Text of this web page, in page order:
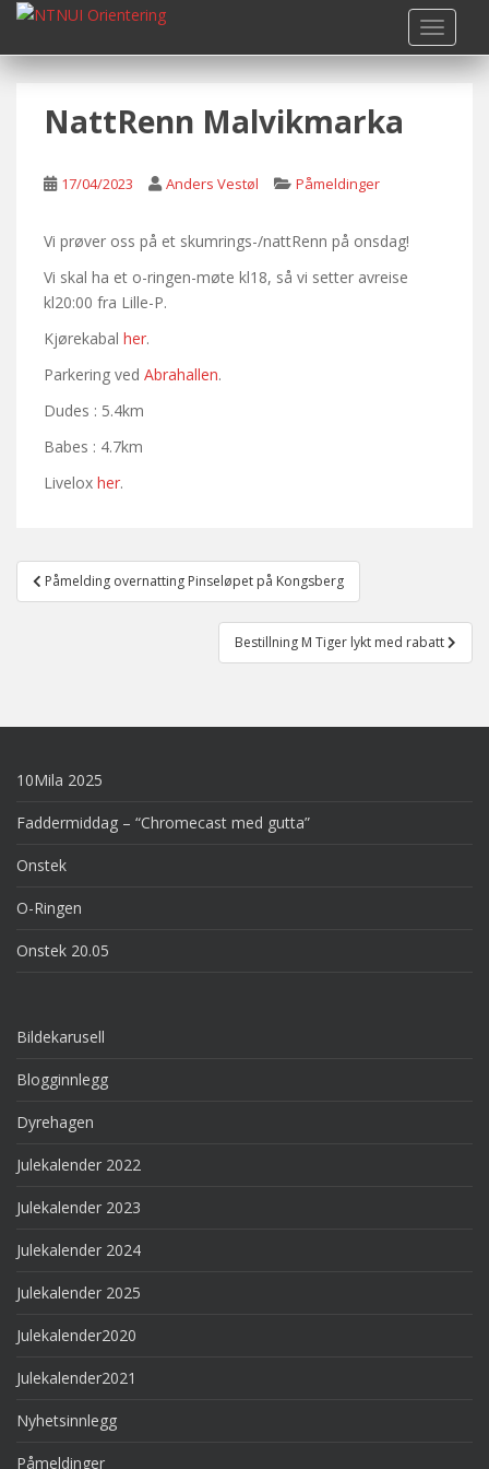
i
NattRenn Malvikmarka
17/04/2023 Anders Vestøl Påmeldinger
Vi prøver oss på et skumrings-/nattRenn på onsdag!
Vi skal ha et o-ringen-møte kl18, så vi setter avreise
kl20:00 fra Lille-P.
Kjørekabal her.
Parkering ved Abrahallen.
Dudes : 5.4km
Babes : 4.7km
Livelox her.
Post
navigation
Påmelding overnatting Pinseløpet på Kongsberg
Bestillning M Tiger lykt med rabatt
10Mila 2025
Faddermiddag – “Chromecast med gutta”
Onstek
O-Ringen
Onstek 20.05
Bildekarusell
Blogginnlegg
Dyrehagen
Julekalender 2022
Julekalender 2023
Julekalender 2024
Julekalender 2025
Julekalender2020
Julekalender2021
Nyhetsinnlegg
Påmeldinger